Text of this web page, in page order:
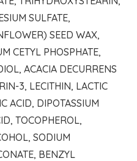
SULFATE,
SEED WAX,
CETYL PHOSPHATE,
ACACIA DECURRENS
3, LECITHIN, LACTIC
ACID, DIPOTASSIUM
TOCOPHEROL,
SODIUM
BENZYL